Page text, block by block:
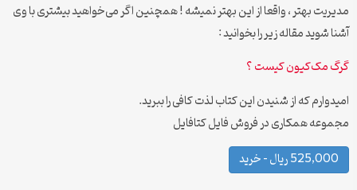
مدیریت بهتر ، واقعا از این بهتر نمیشه ! همچنین اگر می‌خواهید بیشتری با وی
آشنا شوید مقاله زیر را بخوانید :
گرگ مک‌کیون کیست ؟
امیدوارم که از شنیدن این کتاب لذت کافی را ببرید.
مجموعه همکاری در فروش فایل کتافایل
525,000 ریال – خرید